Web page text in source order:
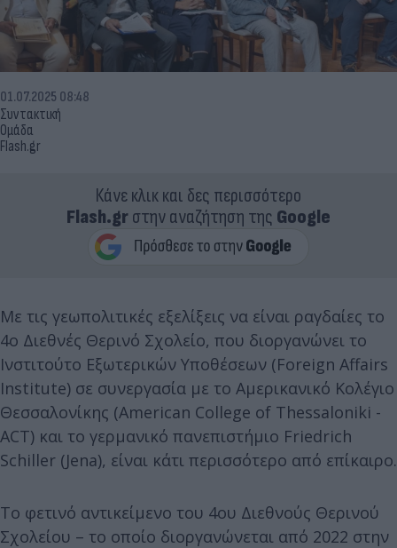
Συντακτική
Ομάδα
Flash.gr
01.07.2025 08:48
Κάνε κλικ και δες περισσότερο
Flash.grστην αναζήτηση της Google
Με τις γεωπολιτικές εξελίξεις να είναι ραγδαίες το
4ο Διεθνές Θερινό Σχολείο, που διοργανώνει το
Ινστιτούτο Εξωτερικών Υποθέσεων (Foreign Affairs
Institute) σε συνεργασία με το Αμερικανικό Κολέγιο
Θεσσαλονίκης (American College of Thessaloniki -
ACT) και το γερμανικό πανεπιστήμιο Friedrich
Schiller (Jena), είναι κάτι περισσότερο από επίκαιρο.
Το φετινό αντικείμενο του 4ου Διεθνούς Θερινού
Σχολείου – το οποίο διοργανώνεται από 2022 στην